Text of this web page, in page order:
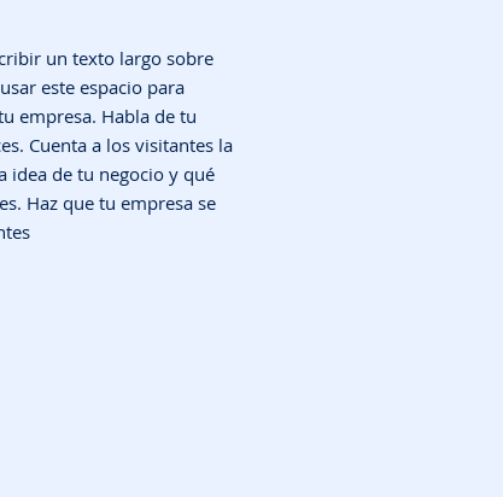
un texto largo sobre
este espacio para
empresa. Habla de tu
Cuenta a los visitantes la
idea de tu negocio y qué
Haz que tu empresa se